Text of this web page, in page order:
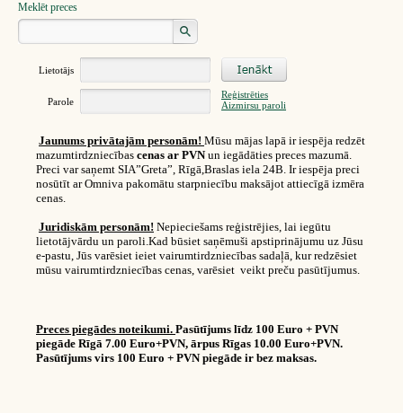
Meklēt preces
Lietotājs
Parole
Reģistrēties
Aizmirsu paroli
Jaunums privātajām personām! Mūsu mājas lapā ir iespēja redzēt
mazumtirdzniecības cenas ar PVNun iegādāties preces mazumā.
Preci var saņemt SIA”Greta”, Rīgā,Braslas iela 24B. Ir iespēja preci
nosūtīt ar Omniva pakomātu starpniecību maksājot attiecīgā izmēra
cenas.
Juridiskām personām! Nepieciešams reģistrējies, lai iegūtu
lietotājvārdu un paroli.Kad būsiet saņēmuši apstiprinājumu uz Jūsu
e-pastu, Jūs varēsiet ieiet vairumtirdzniecības sadaļā, kur redzēsiet
mūsu vairumtirdzniecības cenas, varēsiet veikt preču pasūtījumus.
Preces piegādes noteikumi. Pasūtījums līdz 100 Euro + PVN
piegāde Rīgā 7.00 Euro+PVN, ārpus Rīgas 10.00 Euro+PVN.
Pasūtījums virs 100 Euro + PVN piegāde ir bez maksas.